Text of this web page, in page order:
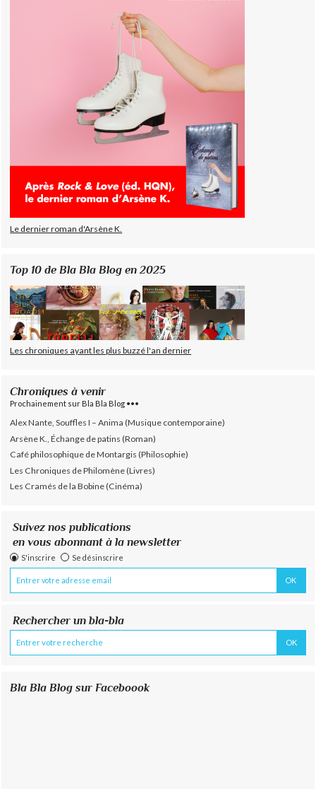
Le dernier roman d'Arsène K.
Top 10 de Bla Bla Blog en 2025
Les chroniques ayant les plus buzzé l'an dernier
Chroniques à venir
Prochainement sur Bla Bla Blog •••
Alex Nante, Souffles I – Anima (Musique contemporaine)
Arsène K., Échange de patins (Roman)
Café philosophique de Montargis (Philosophie)
Les Chroniques de Philomène (Livres)
Les Cramés de la Bobine (Cinéma)
Suivez nos publications
en vous abonnant à la newsletter
S'inscrire Se désinscrire
Rechercher un bla-bla
Bla Bla Blog sur Faceboook